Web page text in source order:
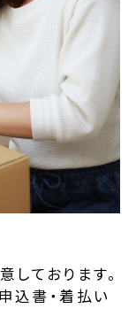
ております。
込書・着払い